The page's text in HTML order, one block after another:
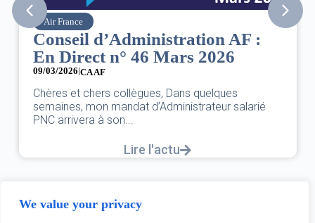
We value your privacy
Air France
Conseil d’Administration AF :
En Direct n° 46 Mars 2026
09/03/2026|CA AF
Chères et chers collègues, Dans quelques
semaines, mon mandat d’Administrateur salarié
PNC arrivera à son...
Lire l'actu